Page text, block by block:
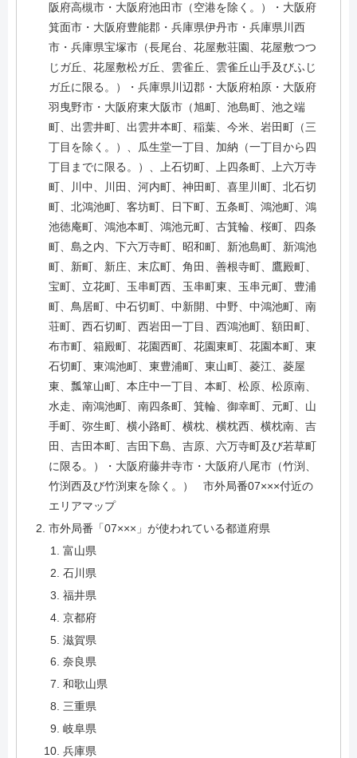
阪府高槻市・大阪府池田市（空港を除く。）・大阪府
箕面市・大阪府豊能郡・兵庫県伊丹市・兵庫県川西
市・兵庫県宝塚市（長尾台、花屋敷荘園、花屋敷つつ
じガ丘、花屋敷松ガ丘、雲雀丘、雲雀丘山手及びふじ
ガ丘に限る。）・兵庫県川辺郡・大阪府柏原・大阪府
羽曳野市・大阪府東大阪市（旭町、池島町、池之端
町、出雲井町、出雲井本町、稲葉、今米、岩田町（三
丁目を除く。）、瓜生堂一丁目、加納（一丁目から四
丁目までに限る。）、上石切町、上四条町、上六万寺
町、川中、川田、河内町、神田町、喜里川町、北石切
町、北鴻池町、客坊町、日下町、五条町、鴻池町、鴻
池徳庵町、鴻池本町、鴻池元町、古箕輪、桜町、四条
町、島之内、下六万寺町、昭和町、新池島町、新鴻池
町、新町、新庄、末広町、角田、善根寺町、鷹殿町、
宝町、立花町、玉串町西、玉串町東、玉串元町、豊浦
町、鳥居町、中石切町、中新開、中野、中鴻池町、南
荘町、西石切町、西岩田一丁目、西鴻池町、額田町、
布市町、箱殿町、花園西町、花園東町、花園本町、東
石切町、東鴻池町、東豊浦町、東山町、菱江、菱屋
東、瓢箪山町、本庄中一丁目、本町、松原、松原南、
水走、南鴻池町、南四条町、箕輪、御幸町、元町、山
手町、弥生町、横小路町、横枕、横枕西、横枕南、吉
田、吉田本町、吉田下島、吉原、六万寺町及び若草町
に限る。）・大阪府藤井寺市・大阪府八尾市（竹渕、
竹渕西及び竹渕東を除く。） 市外局番07×××付近の
エリアマップ
市外局番「07×××」が使われている都道府県
富山県
石川県
福井県
京都府
滋賀県
奈良県
和歌山県
三重県
岐阜県
兵庫県